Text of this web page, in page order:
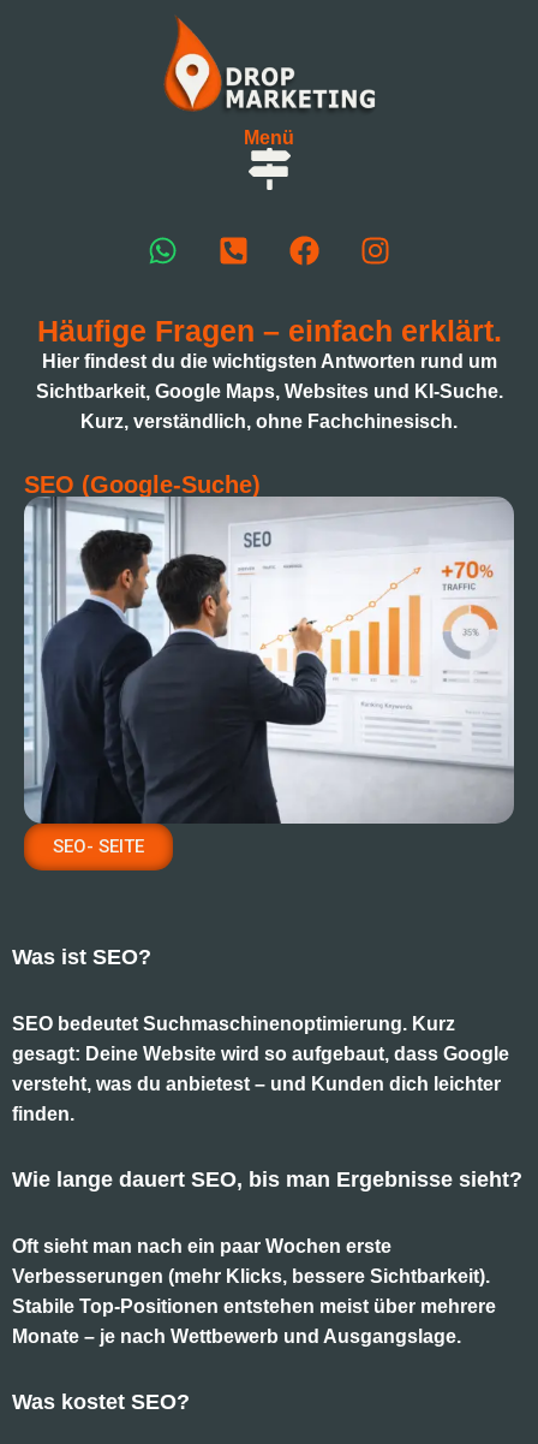
Menü
Häufige Fragen – einfach erklärt.
Hier findest du die wichtigsten Antworten rund um
Sichtbarkeit, Google Maps, Websites und KI-Suche.
Kurz, verständlich, ohne Fachchinesisch.
SEO (Google-Suche)
SEO- SEITE
Was ist SEO?
SEO bedeutet Suchmaschinenoptimierung. Kurz
gesagt: Deine Website wird so aufgebaut, dass Google
versteht, was du anbietest – und Kunden dich leichter
finden.
Wie lange dauert SEO, bis man Ergebnisse sieht?
Oft sieht man nach ein paar Wochen erste
Verbesserungen (mehr Klicks, bessere Sichtbarkeit).
Stabile Top-Positionen entstehen meist über mehrere
Monate – je nach Wettbewerb und Ausgangslage.
Was kostet SEO?